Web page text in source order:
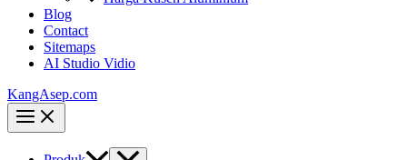
Blog
Contact
Sitemaps
AI Studio Vidio
KangAsep.com